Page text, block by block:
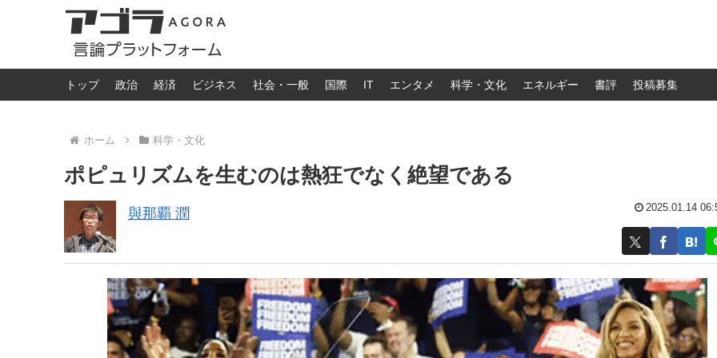
トップ 政治 経済 ビジネス 社会・一般 国際 IT エンタメ 科学・文化 エネルギー 書評 投稿募集
ホーム 科学・文化
ポピュリズムを生むのは熱狂でなく絶望である
與那覇 潤 2025.01.14